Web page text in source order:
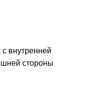
внутренней
стороны